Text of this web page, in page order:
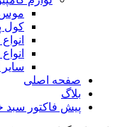
موس
کول
سایر
صفحه اصلی
بلاگ
پیش فاکتور سبد